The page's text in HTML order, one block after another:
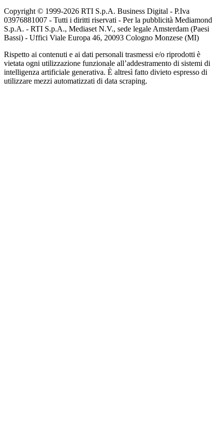
Copyright © 1999-2026 RTI S.p.A. Business Digital - P.Iva
03976881007 - Tutti i diritti riservati - Per la pubblicità Mediamond
S.p.A. - RTI S.p.A., Mediaset N.V., sede legale Amsterdam (Paesi
Bassi) - Uffici Viale Europa 46, 20093 Cologno Monzese (MI)
Rispetto ai contenuti e ai dati personali trasmessi e/o riprodotti è
vietata ogni utilizzazione funzionale all’addestramento di sistemi di
intelligenza artificiale generativa. È altresì fatto divieto espresso di
utilizzare mezzi automatizzati di data scraping.